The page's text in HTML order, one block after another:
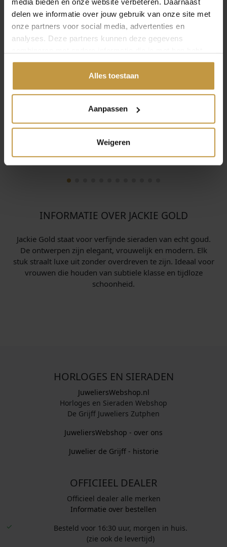
media bieden en onze website verbeteren. Daarnaast
delen we informatie over jouw gebruik van onze site met
onze partners voor social media, advertenties en
analyses. Deze partners kunnen deze gegevens
gedeeld of die ze hebben verzameld via jouw gebruik van
Alles toestaan
Aanpassen
Weigeren
ACTUALLY STUDS
werkdag
ACTUALLY NECKLACE
werkdag
INFORMATIE OVER JACKIE GOLD
Jackie Gold staat voor verfijnde sieraden van echt goud.
De ontwerpen zijn elegant, vrouwelijk en modern. Elk
stuk straalt luxe uit zonder overdreven te zijn. Ideaal voor
vrouwen die houden van subtiele klasse en tijdloze
schoonheid.
HORLOGES EN SIERADEN
JuweliersWebshop.nl
Horloges en Sieraden Webshop
De Grijff Juweliers Zutphen
JuweliersWebshop - over ons
Juwelier de Grijff - historie
OFFICIEEL DEALER
Officieel dealer alle merken
Informatie over bestellen
Besteld voor 16:30 uur, morgen in huis.
(zie ook de levertijd)